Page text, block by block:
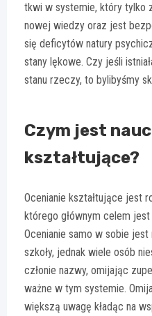
tkwi w systemie, który tylko
nowej wiedzy oraz jest
się deficytów natury
stany lękowe. Czy jeśli
stanu rzeczy, to bylibyśmy
Czym jest
kształtujące?
Ocenianie kształtujące jest
którego głównym celem
Ocenianie samo w sobie
szkoły, jednak wiele osób
członie nazwy, omijając
ważne w tym systemie.
większą uwagę kładąc na